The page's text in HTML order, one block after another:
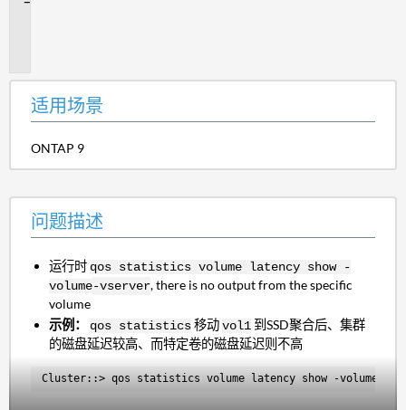
适用场景
ONTAP 9
问题描述
运行时 qos statistics volume latency show -
volume-vserver, there is no output from the specific
volume
示例： qos statistics移动vol1 到SSD聚合后、集群
的磁盘延迟较高、而特定卷的磁盘延迟则不高
Cluster::> qos statistics volume latency show -volume